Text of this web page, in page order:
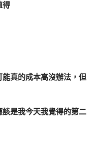
得
真的成本高沒辦法，但
是我今天我覺得的第二